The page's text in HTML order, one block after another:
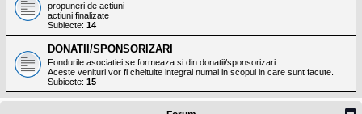
propuneri de actiuni
actiuni finalizate
Subiecte: 14
DONATII/SPONSORIZARI
Fondurile asociatiei se formeaza si din donatii/sponsorizari
Aceste venituri vor fi cheltuite integral numai in scopul in care sunt facute.
Subiecte: 15